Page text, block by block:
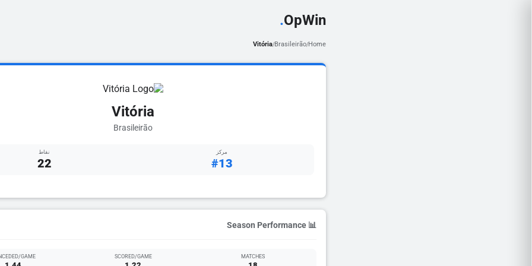
OpWin
.
Home
/
Brasileirão
/
Vitória
Vitória
Brasileirão
مركز
#13
نقاط
22
📊 Season Performance
MATCHES
SCORED/GAME
GAME